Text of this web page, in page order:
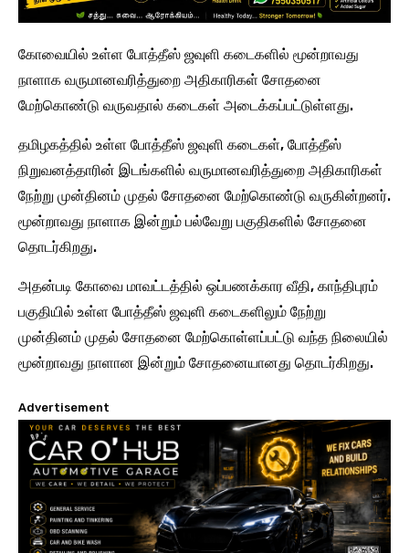
கோவையில் உள்ள போத்தீஸ் ஜவுளி கடைகளில் மூன்றாவது
நாளாக வருமானவரித்துறை அதிகாரிகள் சோதனை
மேற்கொண்டு வருவதால் கடைகள் அடைக்கப்பட்டுள்ளது.
தமிழகத்தில் உள்ள போத்தீஸ் ஜவுளி கடைகள், போத்தீஸ்
நிறுவனத்தாரின் இடங்களில் வருமானவரித்துறை அதிகாரிகள்
நேற்று முன்தினம் முதல் சோதனை மேற்கொண்டு வருகின்றனர்.
மூன்றாவது நாளாக இன்றும் பல்வேறு பகுதிகளில் சோதனை
தொடர்கிறது.
அதன்படி கோவை மாவட்டத்தில் ஒப்பணக்கார வீதி, காந்திபுரம்
பகுதியில் உள்ள போத்தீஸ் ஜவுளி கடைகளிலும் நேற்று
முன்தினம் முதல் சோதனை மேற்கொள்ளப்பட்டு வந்த நிலையில்
மூன்றாவது நாளான இன்றும் சோதனையானது தொடர்கிறது.
Advertisement